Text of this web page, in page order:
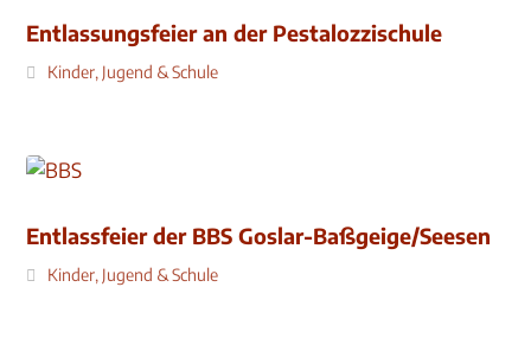
Entlassungsfeier an der Pestalozzischule
Kinder, Jugend & Schule
Entlassfeier der BBS Goslar-Baßgeige/Seesen
Kinder, Jugend & Schule